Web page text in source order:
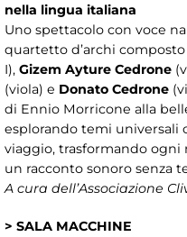
nella lingua italiana
Uno spettacolo con voce
quartetto d’archi
I), Gizem Ayture Cedrone
(viola) e Donato Cedrone
di Ennio Morricone alla
esplorando temi universali
viaggio, trasformando
un racconto sonoro senza
A cura dell’Associazione
> SALA MACCHINE